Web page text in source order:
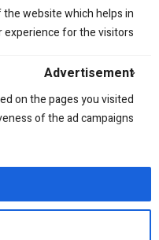
website which helps in
for the visitors.
Advertisement
on the pages you visited
of the ad campaigns.